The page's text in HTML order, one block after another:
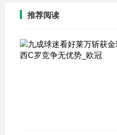
推荐阅读